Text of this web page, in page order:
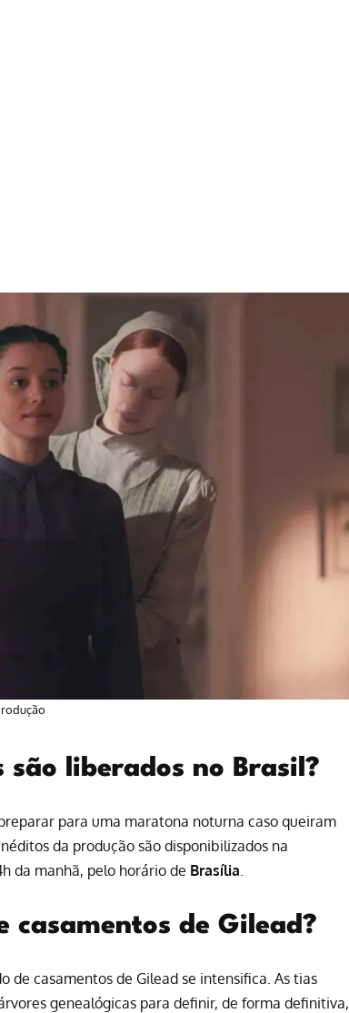
são liberados no Brasil?
para uma maratona noturna caso queiram
da produção são disponibilizados na
da manhã, pelo horário de Brasília.
casamentos de Gilead?
de casamentos de Gilead se intensifica. As tias
genealógicas para definir, de forma definitiva,